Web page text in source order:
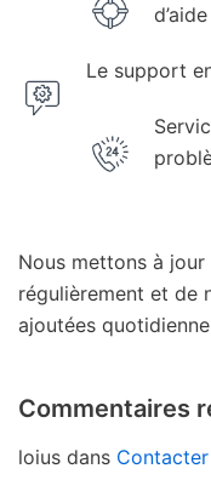
d’aide
Le support
Nous mettons à
régulièrement et de
ajoutées
Commentaires
loius dans Contacter